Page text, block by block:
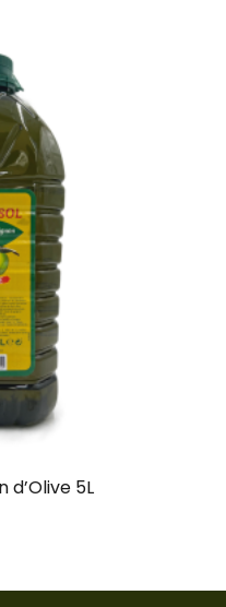
d’Olive 5L